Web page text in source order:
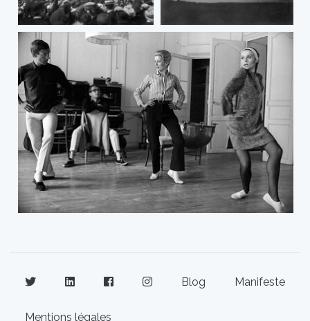
Blog Manifeste
Mentions légales